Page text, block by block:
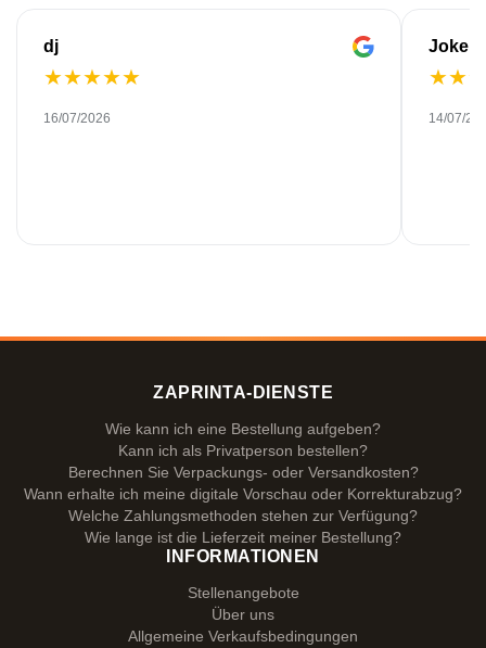
dj
★★★★★
16/07/2026
Joke
★★
14/07/
ZAPRINTA-DIENSTE
Wie kann ich eine Bestellung aufgeben?
Kann ich als Privatperson bestellen?
Berechnen Sie Verpackungs- oder Versandkosten?
Wann erhalte ich meine digitale Vorschau oder Korrekturabzug?
Welche Zahlungsmethoden stehen zur Verfügung?
Wie lange ist die Lieferzeit meiner Bestellung?
INFORMATIONEN
Stellenangebote
Über uns
Allgemeine Verkaufsbedingungen